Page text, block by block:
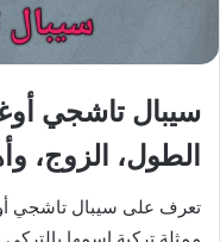
سيبال تاشجي
الطول، الزوج،
تعرف على سيبال تاشجي